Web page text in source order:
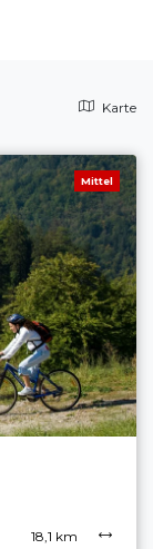
Karte
Mittel
18,1 km